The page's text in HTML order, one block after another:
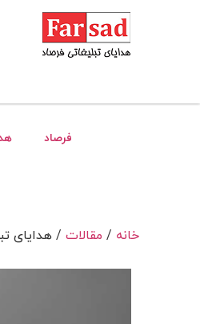
فرصاد
خانه / مقالات / هدایای